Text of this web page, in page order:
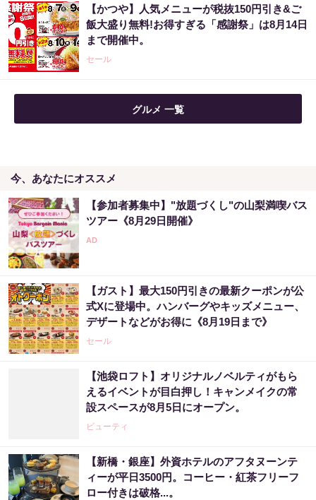
【宝くじ】このままの買い方で、本当に当た
ると思いますか
PR（合同会社デジタルファーム ）
【かつや】人気メニューが税抜150円引き&ご
飯大盛り無料!お得すぎる「感謝祭」は8月14日
まで開催中。
セール
グルメ 一覧
今、あなたにオススメ
【参加者募集中】"放題づくし"の山梨満喫バス
ツアー《8月29日開催》
【ガスト】最大150円引きの最新クーポンが公
式Xに登場中。ハンバーグやキッズメニュー、
デザートなどがお得に《8月19日まで》
セール
【池袋ロフト】オリジナルノベルティがもら
えるイベントが目白押し！キャンメイクの常
設スペースが8月5日にオープン。
ビューティ
【新橋・銀座】外資ホテルのアフタヌーンテ
ィーが平日3500円。コーヒー・紅茶フリーフ
ロー付きは破格...。